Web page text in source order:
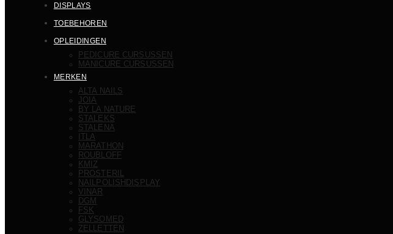
DISPLAYS
TOEBEHOREN
OPLEIDINGEN
PEDICURE CURSUSSEN
MANICURE CURSUSSEN
MERKEN
ALTA NAILS
JOIA
BY LA NATURE
STALEKS
STALENA
ITLA
MARATHON
ROUBLOFF
KMIZ
PROSTERIL
NAILPOLISHDISPLAY
VINAR
DGM
FSK
GLYSOMED
ZELLETTEN